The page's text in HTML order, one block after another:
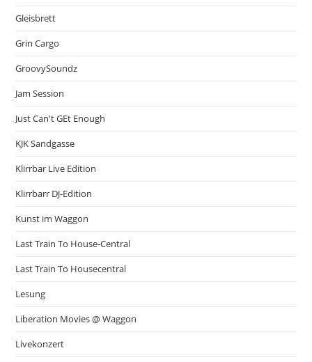
Gleisbrett
Grin Cargo
GroovySoundz
Jam Session
Just Can't GEt Enough
KJK Sandgasse
Klirrbar Live Edition
Klirrbarr DJ-Edition
Kunst im Waggon
Last Train To House-Central
Last Train To Housecentral
Lesung
Liberation Movies @ Waggon
Livekonzert